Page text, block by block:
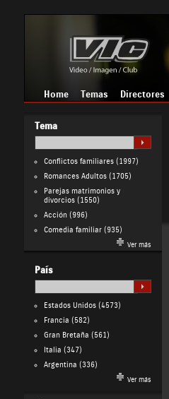
Home Temas Directores
Tema
Conflictos familiares(1997)
Romances Adultos(1705)
Parejas matrimonios y
divorcios(1550)
Acción(996)
Comedia familiar(935)
Ver más
País
Estados Unidos(4573)
Francia (582)
Gran Bretaña (561)
Italia (347)
Argentina (336)
Ver más